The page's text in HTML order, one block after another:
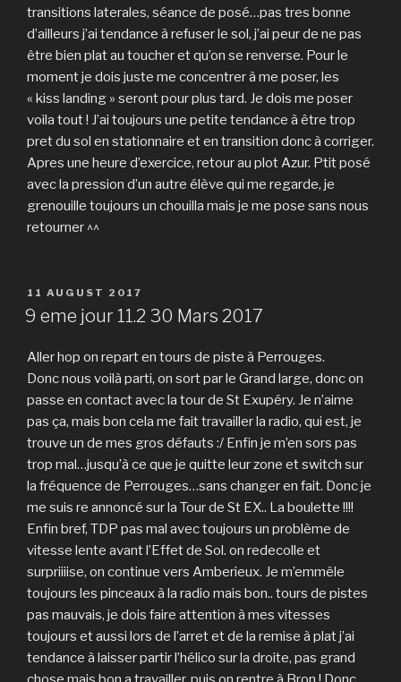
transitions laterales, séance de posé…pas tres bonne
d’ailleurs j’ai tendance à refuser le sol, j’ai peur de ne pas
être bien plat au toucher et qu’on se renverse. Pour le
moment je dois juste me concentrer à me poser, les
« kiss landing » seront pour plus tard. Je dois me poser
voila tout ! J’ai toujours une petite tendance à être trop
pret du sol en stationnaire et en transition donc à corriger.
Apres une heure d’exercice, retour au plot Azur. Ptit posé
avec la pression d’un autre élève qui me regarde, je
grenouille toujours un chouilla mais je me pose sans nous
retourner ^^
POSTED
ON
11 AUGUST 2017
9 eme jour 11.2 30 Mars 2017
Aller hop on repart en tours de piste à Perrouges.
Donc nous voilà parti, on sort par le Grand large, donc on
passe en contact avec la tour de St Exupéry. Je n’aime
pas ça, mais bon cela me fait travailler la radio, qui est, je
trouve un de mes gros défauts :/ Enfin je m’en sors pas
trop mal…jusqu’à ce que je quitte leur zone et switch sur
la fréquence de Perrouges…sans changer en fait. Donc je
me suis re annoncé sur la Tour de St EX.. La boulette !!!!
Enfin bref, TDP pas mal avec toujours un problème de
vitesse lente avant l’Effet de Sol. on redecolle et
surpriiiise, on continue vers Amberieux. Je m’emmêle
toujours les pinceaux à la radio mais bon.. tours de pistes
pas mauvais, je dois faire attention à mes vitesses
toujours et aussi lors de l’arret et de la remise à plat j’ai
tendance à laisser partir l’hélico sur la droite, pas grand